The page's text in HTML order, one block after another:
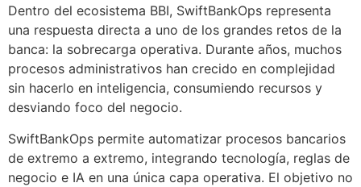
Dentro del ecosistema BBI, SwiftBankOps representa
una respuesta directa a uno de los grandes retos de la
banca: la sobrecarga operativa. Durante años, muchos
procesos administrativos han crecido en complejidad
sin hacerlo en inteligencia, consumiendo recursos y
desviando foco del negocio.
SwiftBankOps permite automatizar procesos bancarios
de extremo a extremo, integrando tecnología, reglas de
negocio e IA en una única capa operativa. El objetivo no